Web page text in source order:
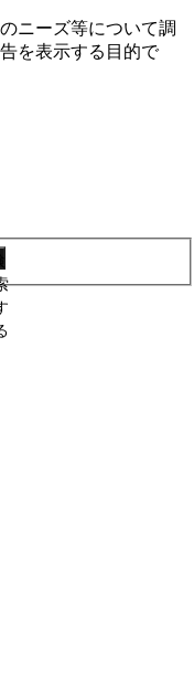
ニーズ等について調
を表⽰する⽬的で